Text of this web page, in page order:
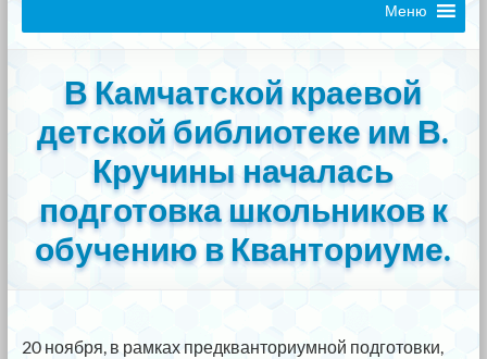
Меню
В Камчатской краевой
детской библиотеке им В.
Кручины началась
подготовка школьников к
обучению в Кванториуме.
20 ноября, в рамках предкванториумной подготовки,